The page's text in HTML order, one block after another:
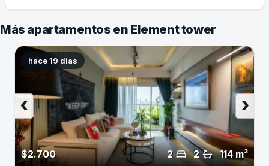
Más apartamentos en Element tower
hace 19 dias
$2.700 114 m²
2
2
›
‹